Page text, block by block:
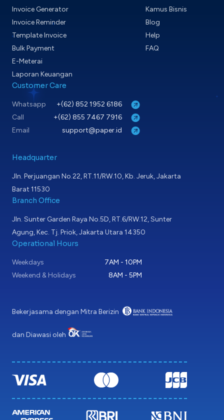
Invoice Generator
Invoice Reminder
Template Invoice
Bulk Payment
E-Meterai
Laporan Keuangan
Kamus Bisnis
Blog
Help
FAQ
Customer Care
Whatsapp
+(62) 852 1952 6186
Call
+(62) 855 7467 7916
Email
support@paper.id
Headquarter
Jln. Perjuangan No.22, RT.11/RW.10, Kb. Jeruk, Jakarta
Barat 11530
Branch Office
Jln. Sunter Garden Raya No.5D, RT.6/RW.12, Sunter
Agung, Kec. Tj. Priok, Jakarta Utara 14350
Operational Hours
Weekdays
7AM - 10PM
Weekend & Holidays
8AM - 5PM
Bekerjasama dengan Mitra Berizin
dan Diawasi oleh